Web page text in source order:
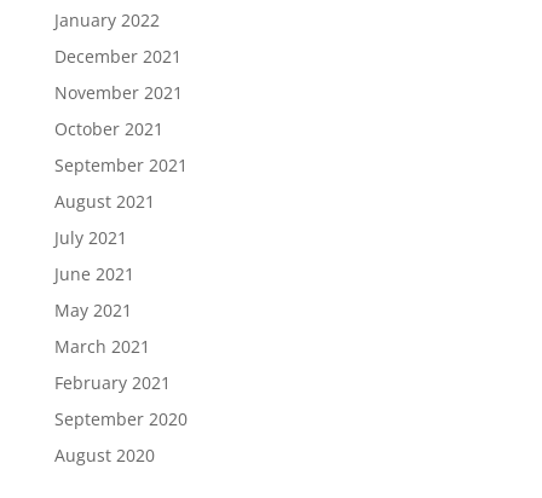
January 2022
December 2021
November 2021
October 2021
September 2021
August 2021
July 2021
June 2021
May 2021
March 2021
February 2021
September 2020
August 2020